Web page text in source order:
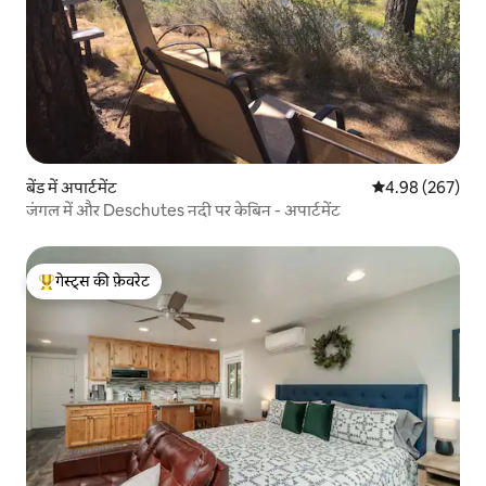
बेंड में अपार्टमेंट औसत रेटिंग 5 में से
4.98 (267)
जंगल में और Deschutes नदी पर केबिन - अपार्टमेंट
गेस्ट्स का टॉप फ़ेवरेट
गेस्ट्स की फ़ेवरेट